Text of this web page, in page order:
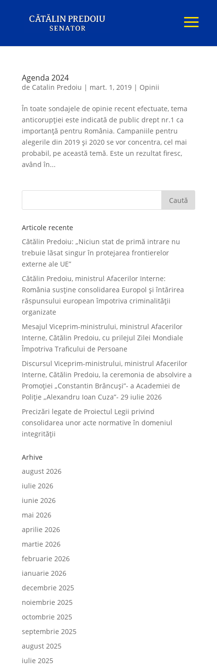
Agenda 2024
de Catalin Predoiu | mart. 1, 2019| Opinii
În toate sondajele de opinie recent efectuate, tema
anticorupţiei este indicată de public drept nr.1 ca
importanţă pentru România. Campaniile pentru
alegerile din 2019 şi 2020 se vor concentra, cel mai
probabil, pe această temă. Este un rezultat firesc,
având în...
Articole recente
Cătălin Predoiu: „Niciun stat de primă intrare nu
trebuie lăsat singur în protejarea frontierelor
externe ale UE”
Cătălin Predoiu, ministrul Afacerilor Interne:
România susține consolidarea Europol și întărirea
răspunsului european împotriva criminalității
organizate
Mesajul Viceprim-ministrului, ministrul Afacerilor
Interne, Cătălin Predoiu, cu prilejul Zilei Mondiale
Împotriva Traficului de Persoane
Discursul Viceprim-ministrului, ministrul Afacerilor
Interne, Cătălin Predoiu, la ceremonia de absolvire a
Promoției „Constantin Brâncuși”- a Academiei de
Poliție „Alexandru Ioan Cuza”- 29 iulie 2026
Precizări legate de Proiectul Legii privind
consolidarea unor acte normative în domeniul
integrității
Arhive
august 2026
iulie 2026
iunie 2026
mai 2026
aprilie 2026
martie 2026
februarie 2026
ianuarie 2026
decembrie 2025
noiembrie 2025
octombrie 2025
septembrie 2025
august 2025
iulie 2025